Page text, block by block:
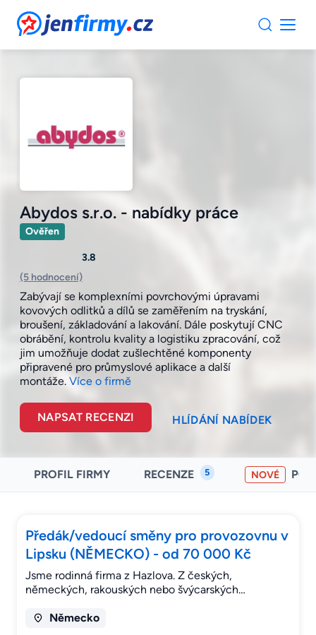
JenFirmy.cz
Abydos s.r.o. - nabídky práce
Ověřen
3.8
(5 hodnocení)
Zabývají se komplexními povrchovými úpravami
kovových odlitků a dílů se zaměřením na tryskání,
broušení, základování a lakování. Dále poskytují CNC
obrábění, kontrolu kvality a logistiku zpracování, což
jim umožňuje dodat zušlechtěné komponenty
připravené pro průmyslové aplikace a další
montáže. Více o firmě
NAPSAT RECENZI HLÍDÁNÍ NABÍDEK
PROFIL FIRMY RECENZE 5 NOVÉ
Předák/vedoucí směny pro provozovnu v
Lipsku (NĚMECKO) - od 70 000 Kč
Jsme rodinná firma z Hazlova. Z českých,
německých, rakouských nebo švýcarských…
Německo